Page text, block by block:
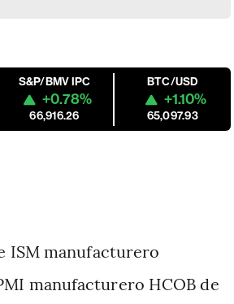
S&P/BMV IPC
+0.78%
66,916.26
BTC/USD
+1.10%
65,097.93
ISM manufacturero
manufacturero HCOB de